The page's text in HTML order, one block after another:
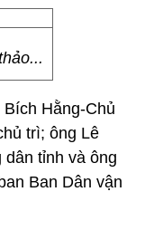
Hằng-Chủ
trì; ông Lê
tỉnh và ông
Ban Dân vận